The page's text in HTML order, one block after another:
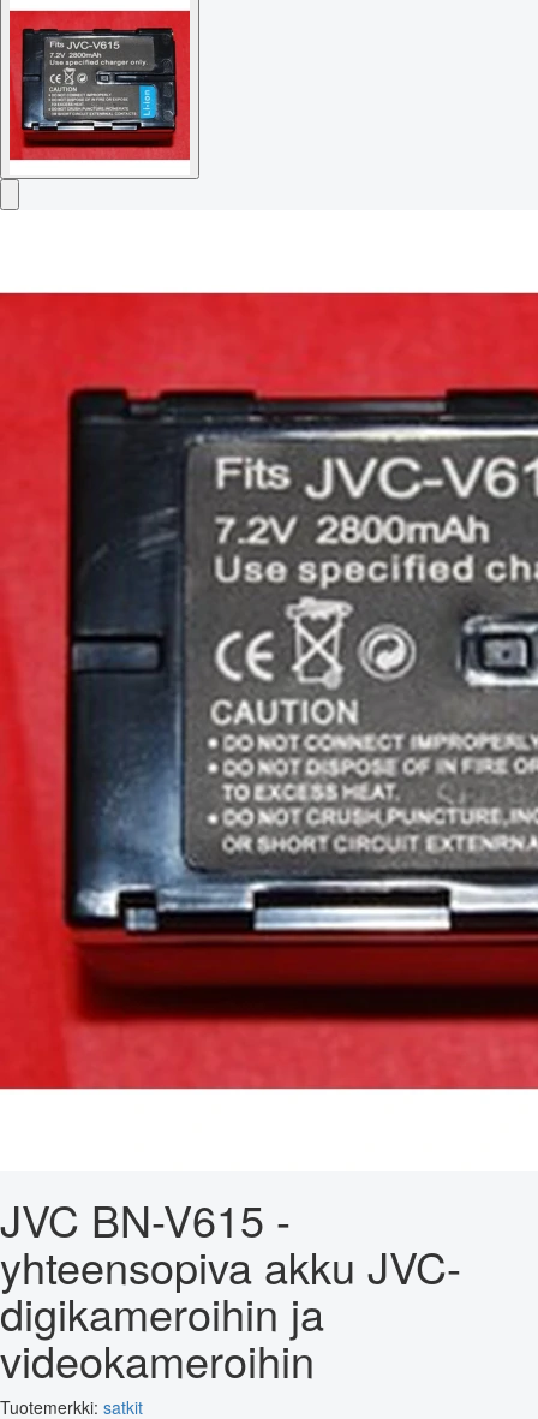
JVC BN-V615 -
yhteensopiva akku JVC-
digikameroihin ja
videokameroihin
Tuotemerkki: satkit